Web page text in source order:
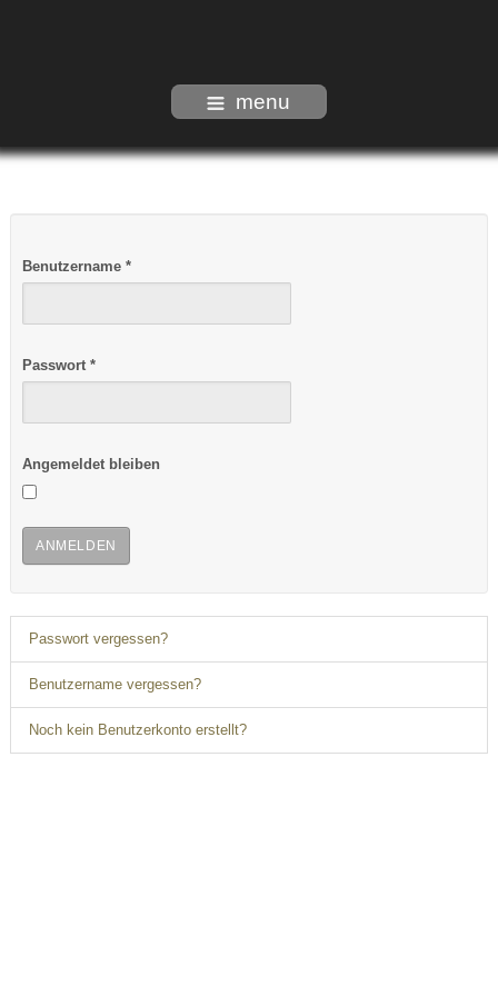
menu
Benutzername*
Passwort*
Angemeldet bleiben
ANMELDEN
Passwort vergessen?
Benutzername vergessen?
Noch kein Benutzerkonto erstellt?